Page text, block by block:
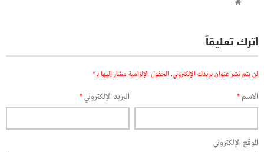
اترك تعليقاً
لن يتم نشر عنوان بريدك الإلكتروني. الحقول الإلزامية مشار إليها بـ *
الاسم* البريد الإلكتروني*
الموقع الإلكتروني